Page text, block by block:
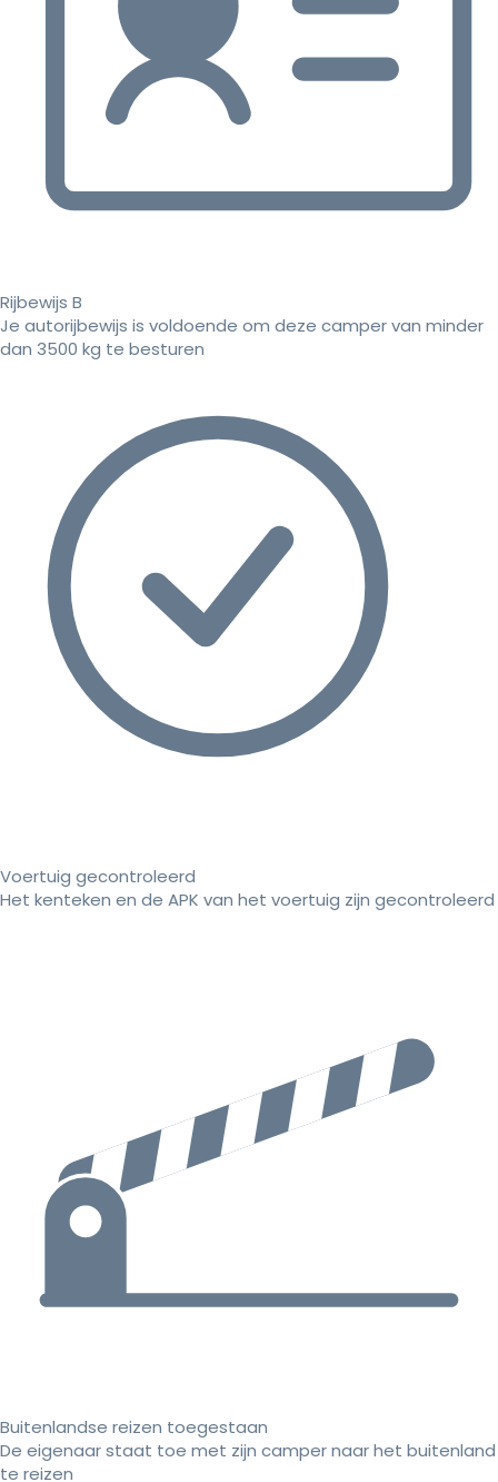
Rijbewijs B
Je autorijbewijs is voldoende om deze camper van minder
dan 3500 kg te besturen
Voertuig gecontroleerd
Het kenteken en de APK van het voertuig zijn gecontroleerd
Buitenlandse reizen toegestaan
De eigenaar staat toe met zijn camper naar het buitenland
te reizen